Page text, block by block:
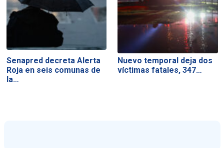
Senapred decreta Alerta
Roja en seis comunas de
la…
Nuevo temporal deja dos
víctimas fatales, 347…